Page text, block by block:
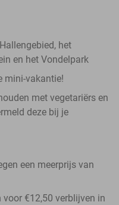
het
en het Vondelpark
mini-vakantie!
met vegetariërs en
deze bij je
een meerprijs van
€12,50 verblijven in